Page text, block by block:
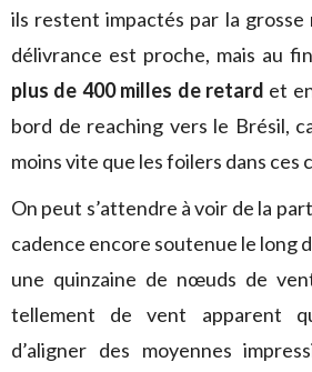
ils restent impactés par la grosse
délivrance est proche, mais au
plus de 400 milles de retard et
bord de reaching vers le Brésil,
moins vite que les foilers dans ces
On peut s’attendre à voir de la
cadence encore soutenue le long
une quinzaine de nœuds de
tellement de vent apparent
d’aligner des moyennes